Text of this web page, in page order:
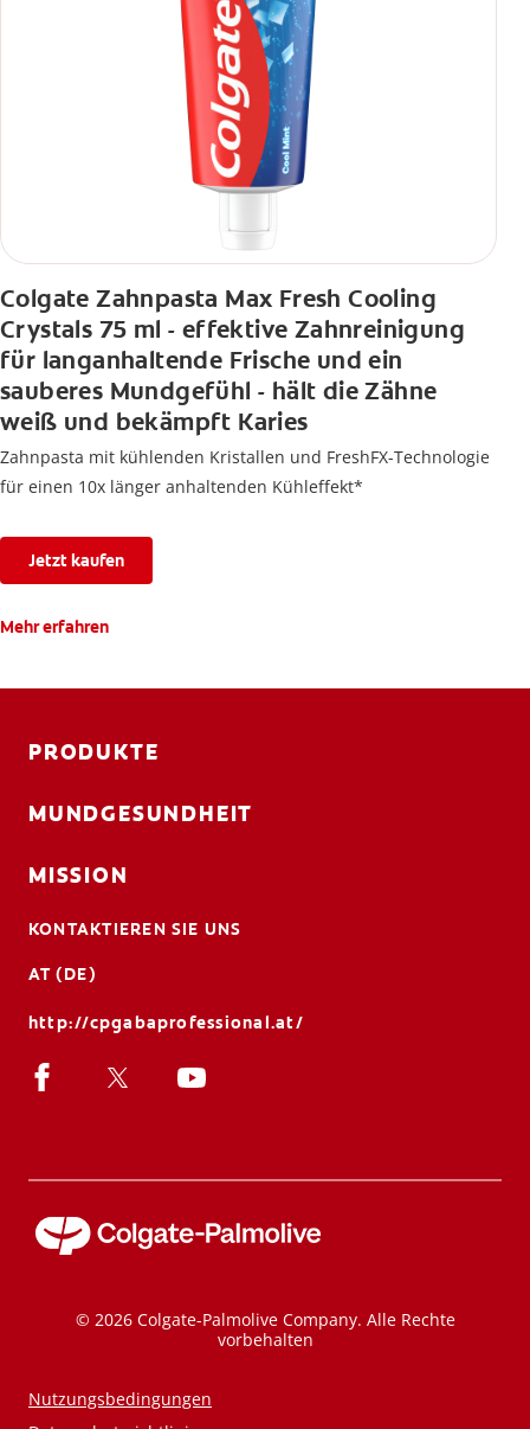
Colgate Zahnpasta Max Fresh Cooling
Crystals 75 ml - effektive Zahnreinigung
für langanhaltende Frische und ein
sauberes Mundgefühl - hält die Zähne
weiß und bekämpft Karies
Zahnpasta mit kühlenden Kristallen und FreshFX-Technologie
für einen 10x länger anhaltenden Kühleffekt*
Jetzt kaufen
Mehr erfahren
PRODUKTE
MUNDGESUNDHEIT
MISSION
KONTAKTIEREN SIE UNS
AT (DE)
http://cpgabaprofessional.at/
© 2026 Colgate-Palmolive Company. Alle Rechte
vorbehalten
Nutzungsbedingungen